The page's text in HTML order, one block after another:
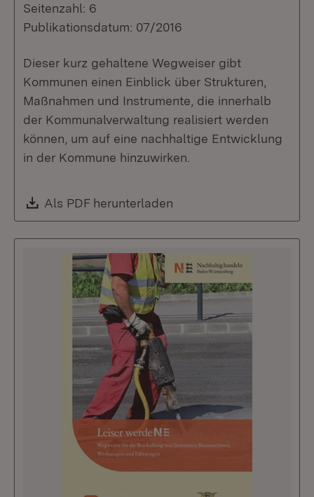
Seitenzahl: 6
Publikationsdatum: 07/2016
Dieser kurz gehaltene Wegweiser gibt
Kommunen einen Einblick über Strukturen,
Maßnahmen und Instrumente, die innerhalb
der Kommunalverwaltung realisiert werden
können, um auf eine nachhaltige Entwicklung
in der Kommune hinzuwirken.
Download:
Als PDF herunterladen